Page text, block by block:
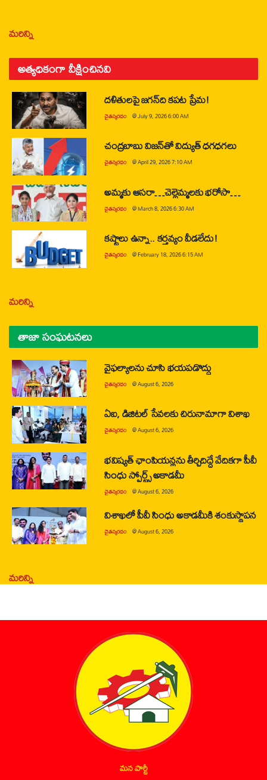
మరిన్ని
అత్యధికంగా వీక్షించినవి
దళితులపై జగన్‌ది కపట ప్రేమ!
చైతన్యరధం @July 9, 2026 6:00 AM
చంద్రబాబు విజన్‌తో విద్యుత్ ధగధగలు
చైతన్యరధం @April 29, 2026 7:10 AM
అమ్మకు ఆసరా…చెల్లెమ్మలకు భరోసా…
చైతన్యరధం @March 8, 2026 6:30 AM
కష్టాలు ఉన్నా.. కర్తవ్యం వీడలేదు!
చైతన్యరధం @February 18, 2026 6:15 AM
మరిన్ని
తాజా సంఘటనలు
వైఫల్యాలను చూసి భయపడొద్దు
చైతన్యరధం @August 6, 2026
ఏఐ, డిజిటల్ సేవలకు చిరునామాగా విశాఖ
చైతన్యరధం @August 6, 2026
భవిష్యత్ ఛాంపియన్లను తీర్చిదిద్దే వేదికగా పీవీ
సింధు స్పోర్ట్స్ అకాడమీ
చైతన్యరధం @August 6, 2026
విశాఖలో పీవీ సింధు అకాడమీకి శంకుస్థాపన
చైతన్యరధం @August 6, 2026
మరిన్ని
మన పార్టీ